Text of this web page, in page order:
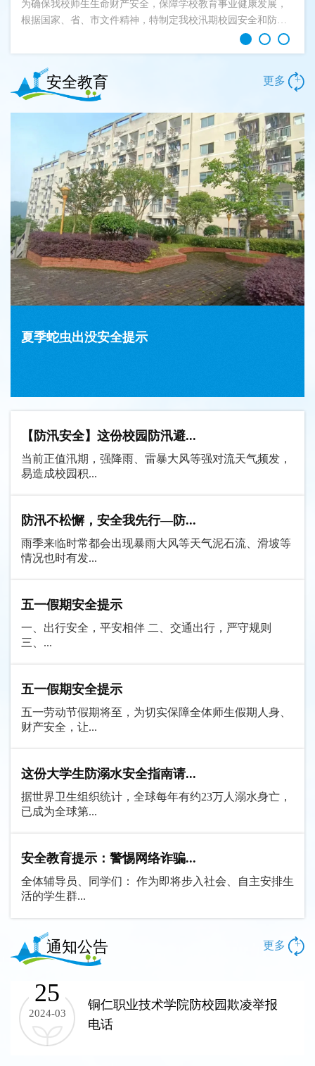
为确保我校师生生命财产安全，保障学校教育事业健康发展，
根据国家、省、市文件精神，特制定我校汛期校园安全和防范
安全教育 更多 +
夏季蛇虫出没安全提示
【防汛安全】这份校园防汛避...
当前正值汛期，强降雨、雷暴大风等强对流天气频发，
易造成校园积...
防汛不松懈，安全我先行—防...
雨季来临时常都会出现暴雨大风等天气泥石流、滑坡等
情况也时有发...
五一假期安全提示
一、出行安全，平安相伴 二、交通出行，严守规则
三、...
五一假期安全提示
五一劳动节假期将至，为切实保障全体师生假期人身、
财产安全，让...
这份大学生防溺水安全指南请...
据世界卫生组织统计，全球每年有约23万人溺水身亡，
已成为全球第...
安全教育提示：警惕网络诈骗...
全体辅导员、同学们： 作为即将步入社会、自主安排生
活的学生群...
通知公告 更多 +
25
2024-03
铜仁职业技术学院防校园欺凌举报
电话